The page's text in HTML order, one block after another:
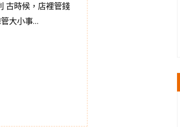
古時候，店裡管錢
大小事…